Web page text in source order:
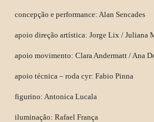
concepção e performance: Alan Sencades
apoio direção artística: Jorge Lix / Juliana
apoio movimento: Clara Andermatt / Ana
apoio técnica – roda cyr: Fabio Pinna
figurino: Antonica Lucala
iluminação: Rafael França